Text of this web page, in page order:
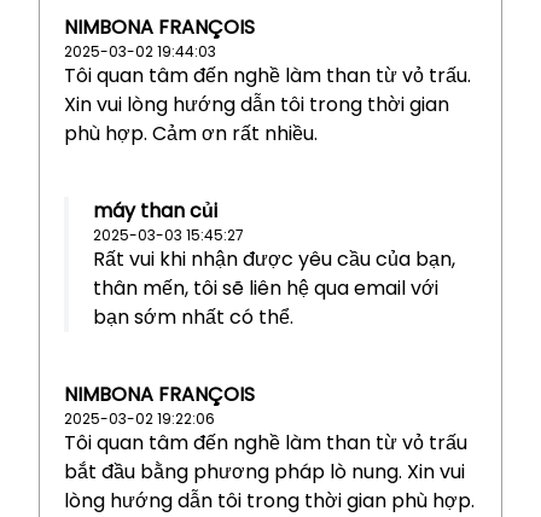
NIMBONA FRANÇOIS
2025-03-02 19:44:03
Tôi quan tâm đến nghề làm than từ vỏ trấu.
Xin vui lòng hướng dẫn tôi trong thời gian
phù hợp. Cảm ơn rất nhiều.
máy than củi
2025-03-03 15:45:27
Rất vui khi nhận được yêu cầu của bạn,
thân mến, tôi sẽ liên hệ qua email với
bạn sớm nhất có thể.
NIMBONA FRANÇOIS
2025-03-02 19:22:06
Tôi quan tâm đến nghề làm than từ vỏ trấu
bắt đầu bằng phương pháp lò nung. Xin vui
lòng hướng dẫn tôi trong thời gian phù hợp.